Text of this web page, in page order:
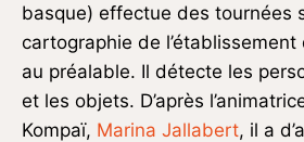
basque) effectue des tournées
cartographie de l’établissement
au préalable. Il détecte les
et les objets. D’après
Kompaï, Marina Jallabert, il a